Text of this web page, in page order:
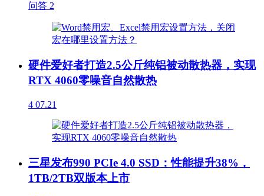
问答 2
硬件爱好者打造2.5公斤纯铝被动散热器，实现
RTX 4060零噪音自然散热
4 07.21
三星发布990 PCIe 4.0 SSD：性能提升38%，
1TB/2TB双版本上市